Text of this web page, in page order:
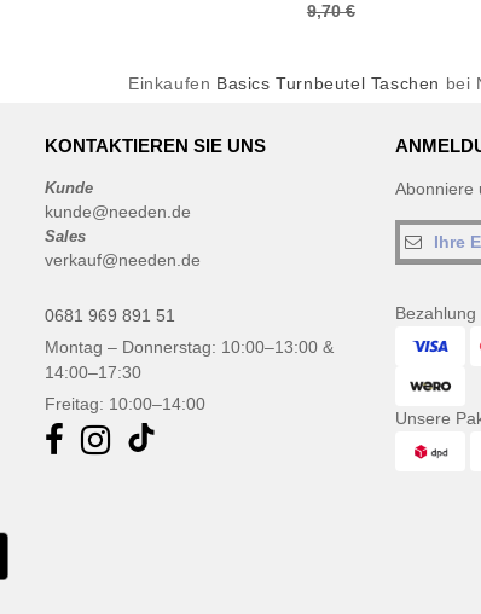
9,70 €
Einkaufen Basics Turnbeutel Taschen bei
KONTAKTIEREN SIE UNS
Kunde
kunde@needen.de
Sales
verkauf@needen.de
0681 969 891 51
Montag – Donnerstag: 10:00–13:00 &
14:00–17:30
Freitag: 10:00–14:00
Abonniere
Bezahlung
Unsere